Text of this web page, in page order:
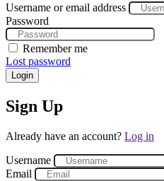
Username or email address
Password
Remember me
Lost password
Login
Sign Up
Already have an account? Log in
Username
Email